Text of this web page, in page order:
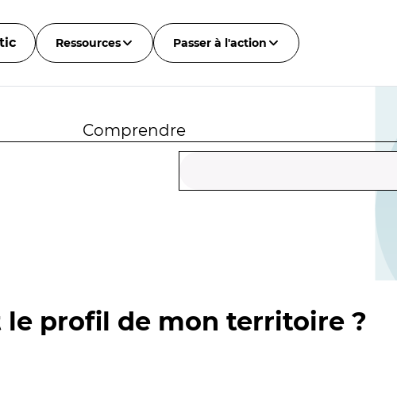
Ressources Passer à l'action
Comprendre
le profil de mon territoire ?